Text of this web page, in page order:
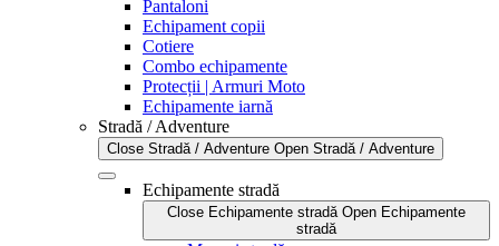
Pantaloni
Echipament copii
Cotiere
Combo echipamente
Protecții | Armuri Moto
Echipamente iarnă
Stradă / Adventure
Close Stradă / Adventure Open Stradă / Adventure
Echipamente stradă
Close Echipamente stradă Open Echipamente
stradă